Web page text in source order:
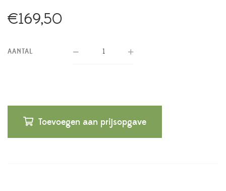
€169,50
AANTAL
Toevoegen aan prijsopgave